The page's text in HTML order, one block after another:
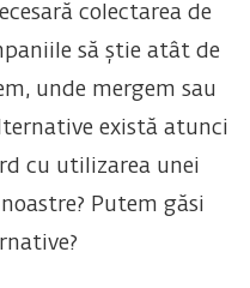
colectarea de
să știe atât de
unde mergem sau
există atunci
cu utilizarea unei
Putem găsi